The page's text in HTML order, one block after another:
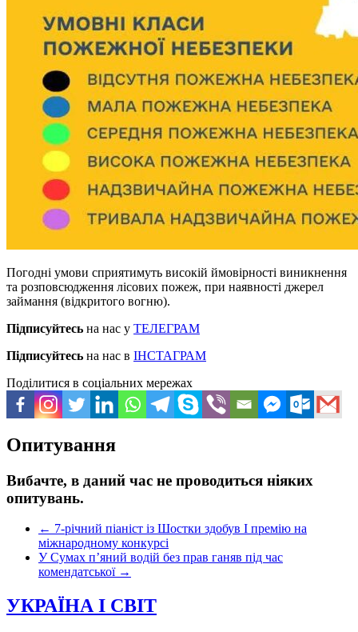
Погодні умови сприятимуть високій ймовірності виникнення
та розповсюдження лісових пожеж, при наявності джерел
займання (відкритого вогню).
Підписуйтесь на нас у ТЕЛЕГРАМ
Підписуйтесь на нас в ІНСТАГРАМ
Поділитися в соціальних мережах
Опитування
Вибачте, в даний час не проводиться ніяких
опитувань.
← 7-річний піаніст із Шостки здобув I премію на
міжнародному конкурсі
У Сумах п’яний водій без прав ганяв під час
комендатської →
УКРАЇНА І СВІТ